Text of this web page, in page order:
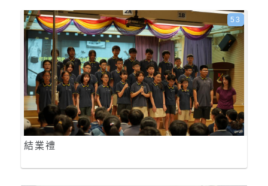
結業禮
53